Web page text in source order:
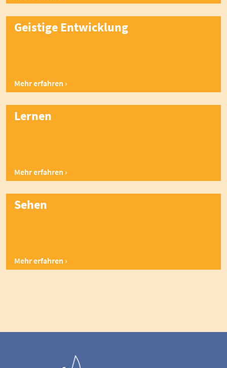
Geistige Entwicklung
Mehr erfahren
Lernen
Mehr erfahren
Sehen
Mehr erfahren